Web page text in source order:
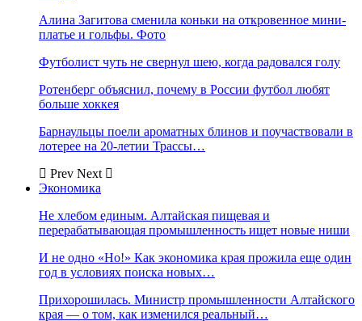
Алина Загитова сменила коньки на откровенное мини-
платье и гольфы. Фото
Футболист чуть не свернул шею, когда радовался голу
Ротенберг объяснил, почему в России футбол любят
больше хоккея
Барнаульцы поели ароматных блинов и поучаствовали в
лотерее на 20-летии Трассы…
Prev Next
Экономика
Не хлебом единым. Алтайская пищевая и
перерабатывающая промышленность ищет новые ниши
И не одно «Но!» Как экономика края прожила еще один
год в условиях поиска новых…
Прихорошилась. Министр промышленности Алтайского
края — о том, как изменился реальный…